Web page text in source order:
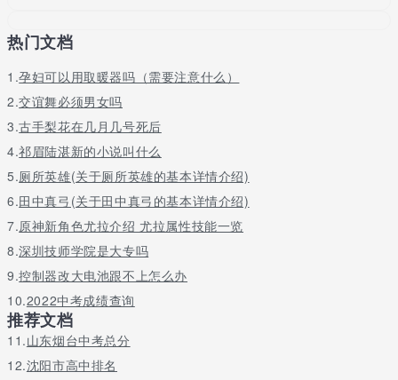
困生助学基金是弘扬中华民族扶贫济困、乐善好施传统美德及倡导
人士对贫困生给予关爱的充分体现。为了做好助学基金的筹集、使
用、管理工作，使之真正发挥作用、服务学生，特制定本办法。
4.广东省潮州卫生学校学校管理介绍
广东省潮州卫生学校校园网管理办法，第一条 为了加强学校校园计
算机网络(以下简称校园网)的安全与管理，确保网络安全、可靠、
稳定地运行，促进校园网健康发展，依照《中华人民共和国计算机
信息网络国际联网管理暂行规定》、《计算机信息网络国际联网安
全保护管理办法》、《互联网信息服务管理办法》以及上级教育主
管部门的有关规定，结合我校的实际，制定本办法。校园网是对外
宣传及交流的一个重要窗口，也是全校教学、科研和行政管理的重
要信息基础设施。其目的是利用先进、实用的计算机技术和网络通
信技术，实现校内计算机互连、计算机区域网互连，并通过中国电
信宽带网等出口与国际互联网络(internet)互连，实现信息的快捷沟
通和资源共享，以促进教育、教学和管理。其主要服务对象是全校
各部门、各单位和广大师生。
热门文档
1.孕妇可以用取暖器吗（需要注意什么）
2.交谊舞必须男女吗
3.古手梨花在几月几号死后
4.祁眉陆湛新的小说叫什么
5.厕所英雄(关于厕所英雄的基本详情介绍)
6.田中真弓(关于田中真弓的基本详情介绍)
7.原神新角色尤拉介绍 尤拉属性技能一览
8.深圳技师学院是大专吗
9.控制器改大电池跟不上怎么办
10.2022中考成绩查询
推荐文档
11.山东烟台中考总分
12.沈阳市高中排名